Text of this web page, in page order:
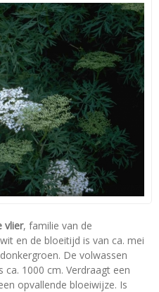
vlier, familie van de
en de bloeitijd is van ca. mei
De volwassen
ca. 1000 cm. Verdraagt een
opvallende bloeiwijze. Is